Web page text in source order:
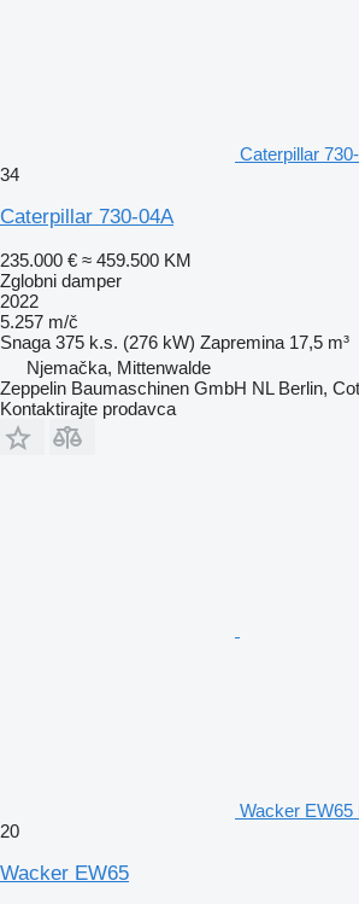
Caterpillar
34
Caterpillar 730-04A
235.000 € ≈ 459.500 KM
Zglobni damper
2022
5.257 m/č
Snaga 375 k.s. (276 kW) Zapremina 17,5 m³
Njemačka, Mittenwalde
Zeppelin Baumaschinen GmbH NL Berlin,
Kontaktirajte prodavca
Wacker EW65
20
Wacker EW65